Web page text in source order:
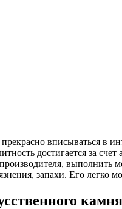
вписываться в
достигается за
выполнить
запахи. Его легко
камня